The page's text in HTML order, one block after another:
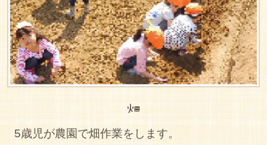
畑
5歳児が農園で畑作業をします。